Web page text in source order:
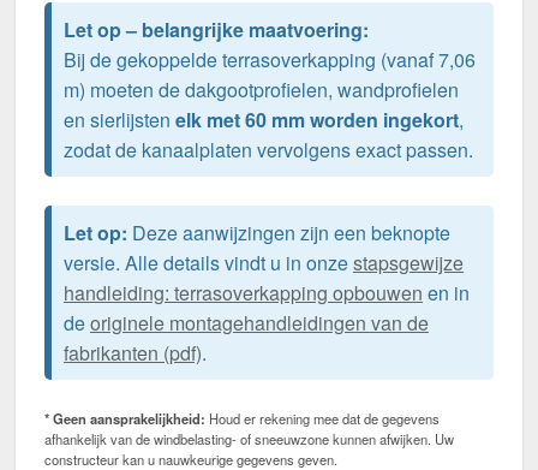
Let op – belangrijke maatvoering:
Bij de gekoppelde terrasoverkapping (vanaf 7,06
m) moeten de dakgootprofielen, wandprofielen
en sierlijsten elk met 60 mm worden ingekort,
zodat de kanaalplaten vervolgens exact passen.
Let op: Deze aanwijzingen zijn een beknopte
versie. Alle details vindt u in onzestapsgewijze
handleiding: terrasoverkapping opbouwen en in
deoriginele montagehandleidingen van de
fabrikanten (pdf).
* Geen aansprakelijkheid: Houd er rekening mee dat de gegevens
afhankelijk van de windbelasting- of sneeuwzone kunnen afwijken. Uw
constructeur kan u nauwkeurige gegevens geven.